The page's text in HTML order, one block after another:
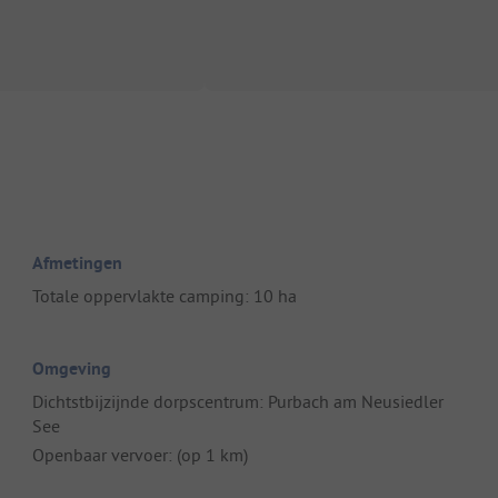
Afmetingen
Totale oppervlakte camping: 10 ha
Omgeving
Dichtstbijzijnde dorpscentrum: Purbach am Neusiedler
See
Openbaar vervoer: (op 1 km)